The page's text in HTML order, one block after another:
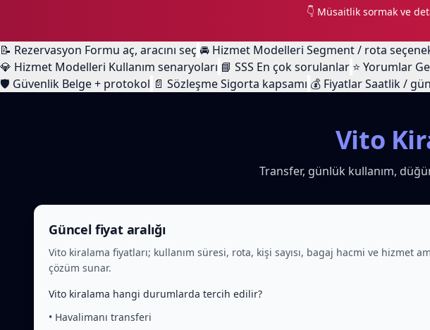
👇 Müsaitlik sormak ve
📝 Rezervasyon Formu aç, aracını seç 🚘 Hizmet Modelleri Segment / rota
💎 Hizmet Modelleri Kullanım senaryoları 📘 SSS En çok sorulanlar ⭐ Yorumlar
🛡️ Güvenlik Belge + protokol 📄 SözleşmeSigorta kapsamı 💰 FiyatlarSaatlik /
Vito
Transfer, günlük kullanım,
Güncel fiyat aralığı
Vito kiralama fiyatları; kullanım süresi, rota, kişi sayısı, bagaj hacmi ve hizmet
çözüm sunar.
Vito kiralama hangi durumlarda tercih edilir?
• Havalimanı transferi